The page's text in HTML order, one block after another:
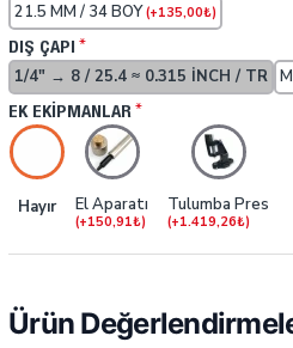
21.5 MM / 34 BOY (+135,00₺)
DIŞ ÇAPI
1/4" → 8 / 25.4 ≈ 0.315 INCH / TR
EK EKIPMANLAR
Hayır El Aparatı
(+150,91₺)
Tulumba Pres
(+1.419,26₺)
Ürün